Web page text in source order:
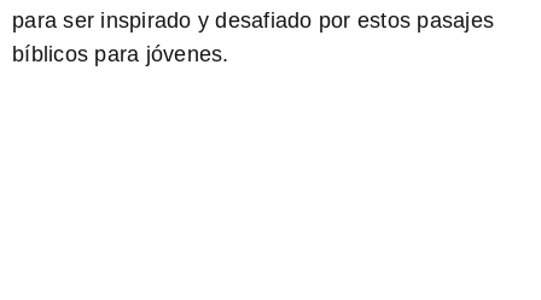
para ser inspirado y desafiado por estos pasajes
bíblicos para jóvenes.